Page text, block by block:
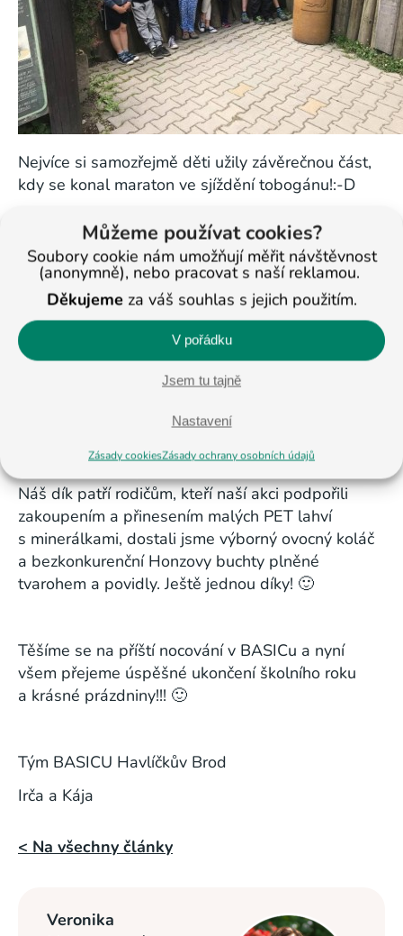
Můžeme používat cookies?
Soubory cookie nám umožňují měřit návštěvnost
(anonymně), nebo pracovat s naší reklamou.
Děkujemeza váš souhlas s jejich použitím.
V pořádku
Jsem tu tajně
Nastavení
Zásady cookiesZásady ochrany osobních údajů
Nejvíce si samozřejmě děti užily závěrečnou část,
kdy se konal maraton ve sjíždění tobogánu!:-D
jsme si zpestřili konverzací v angličtině!!!
Náš dík patří rodičům, kteří naší akci podpořili
zakoupením a přinesením malých PET lahví
s minerálkami, dostali jsme výborný ovocný koláč
a bezkonkurenční Honzovy buchty plněné
tvarohem a povidly. Ještě jednou díky! 🙂
Těšíme se na příští nocování v BASICu a nyní
všem přejeme úspěšné ukončení školního roku
a krásné prázdniny!!! 🙂
Tým BASICU Havlíčkův Brod
Irča a Kája
< Na všechny články
Veronika